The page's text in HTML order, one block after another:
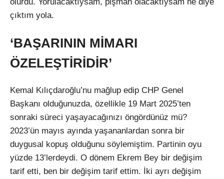
çıktım yola.
‘BAŞARININ MİMARI
ÖZELEŞTİRİDİR’
Kemal Kılıçdaroğlu’nu mağlup edip CHP Genel
Başkanı olduğunuzda, özellikle 19 Mart 2025’ten
sonraki süreci yaşayacağınızı öngördünüz mü?
2023’ün mayıs ayında yaşananlardan sonra bir
duygusal kopuş olduğunu söylemiştim. Partinin oyu
yüzde 13’lerdeydi. O dönem Ekrem Bey bir değişim
tarif etti, ben bir değişim tarif ettim. İki ayrı değişim